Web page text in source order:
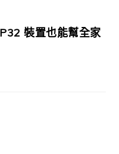
裝置也能幫全家